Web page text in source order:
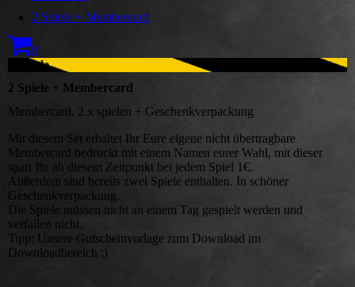
2 Spiele + Membercard
0
2 Spiele
2 Spiele + Membercard
Membercard, 2 x spielen + Geschenkverpackung
Mit diesem Set erhaltet Ihr Eure eigene nicht übertragbare
Membercard bedruckt mit einem Namen eurer Wahl, mit dieser
spart Ihr ab diesem Zeitpunkt bei jedem Spiel 1€.
Außerdem sind bereits zwei Spiele enthalten. In schöner
Geschenkverpackung.
Die Spiele müssen nicht an einem Tag gespielt werden und
verfallen nicht.
Tipp: Unsere Gutscheinvorlage zum Download im
Downloadbereich ;)